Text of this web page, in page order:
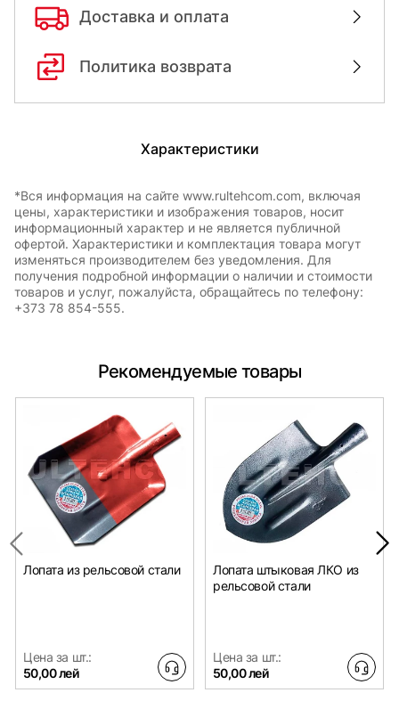
Доставка и оплата
Политика возврата
Характеристики
*Вся информация на сайте www.rultehcom.com, включая
цены, характеристики и изображения товаров, носит
информационный характер и не является публичной
офертой. Характеристики и комплектация товара могут
изменяться производителем без уведомления. Для
получения подробной информации о наличии и стоимости
товаров и услуг, пожалуйста, обращайтесь по телефону:
+373 78 854-555.
Рекомендуемые товары
Лопата из рельсовой стали
Цена за шт.:
50,00 лей
Лопата штыковая ЛКО из
рельсовой стали
Цена за шт.:
50,00 лей